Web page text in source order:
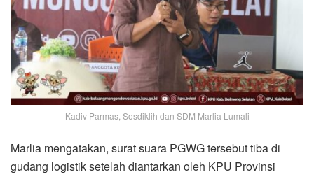
Kadiv Parmas, Sosdiklih dan SDM Marlia Lumali
Marlia mengatakan, surat suara PGWG tersebut tiba di
gudang logistik setelah diantarkan oleh KPU Provinsi